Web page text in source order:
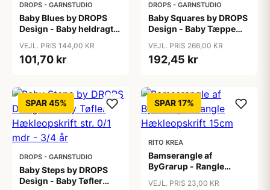
DROPS - GARNSTUDIO
Baby Blues by DROPS
Design - Baby heldragt
mdr - 3/4 år
VEJL. PRIS 144,00 KR
101,70 kr
DROPS - GARNSTUDIO
Baby Squares by DROPS
Design - Baby Tæppe
VEJL. PRIS 266,00 KR
192,45 kr
SPAR 45%
DROPS - GARNSTUDIO
Baby Steps by DROPS
Design - Baby Tøfler
SPAR 17%
RITO KREA
Bamserangle af
ByGrarup - Rangle
VEJL. PRIS 23,00 KR